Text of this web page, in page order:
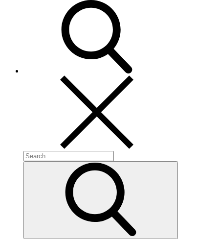
Search
for: